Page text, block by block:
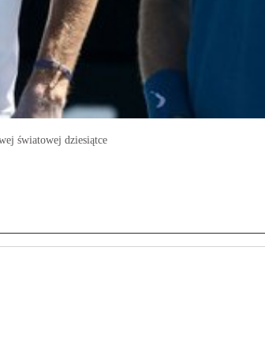
światowej dziesiątce